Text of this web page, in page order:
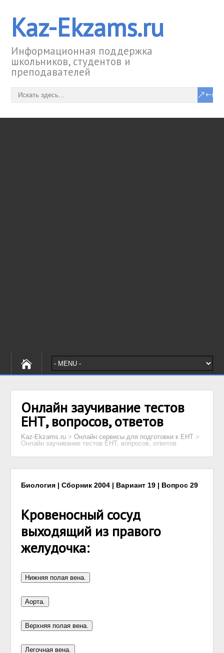
Kaz-Ekzams.ru
Информационная поддержка
школьников, студентов и
преподавателей
Онлайн заучивание тестов
ЕНТ, вопросов, ответов
Kaz-Ekzams.ru >Онлайн сервисы для подготовки к ЕНТ >
Онлайн заучивание тестов ЕНТ, вопросов, ответов
Биология | Сборник 2004 | Вариант 19 | Вопрос 29
Кровеносный сосуд
выходящий из правого
желудочка: